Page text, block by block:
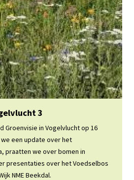
3
Groenvisie in Vogelvlucht op 16
een update over het
praatten we over bomen in
presentaties over het Voedselbos
NME Beekdal.